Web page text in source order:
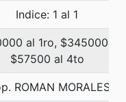
Indice: 1 al 1
al 1ro, $345000
$57500 al 4to
ROMAN MORALES